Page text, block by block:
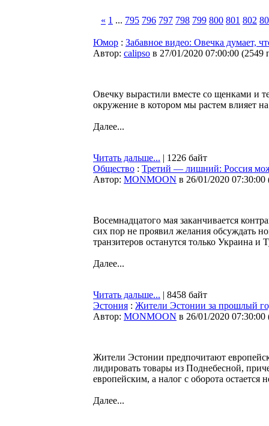
« 1 ... 795 796 797 798 799 800 801 802
Юмор : Забавное видео: Овечка думает,
Автор: calipso в 27/01/2020 07:00:00 (2549
Овечку вырастили вместе со щенками и
окружение в котором мы растем влияет
Далее...
Читать дальше... | 1226 байт
Общество : Третий — лишний: Россия
Автор: MONMOON в 26/01/2020 07:30:00
Восемнадцатого мая заканчивается
сих пор не проявил желания обсуждать
транзитеров останутся только Украина и
Далее...
Читать дальше... | 8458 байт
Эстония : Жители Эстонии за прошлый
Автор: MONMOON в 26/01/2020 07:30:00
Жители Эстонии предпочитают
лидировать товары из Поднебесной,
европейским, а налог с оборота остается
Далее...